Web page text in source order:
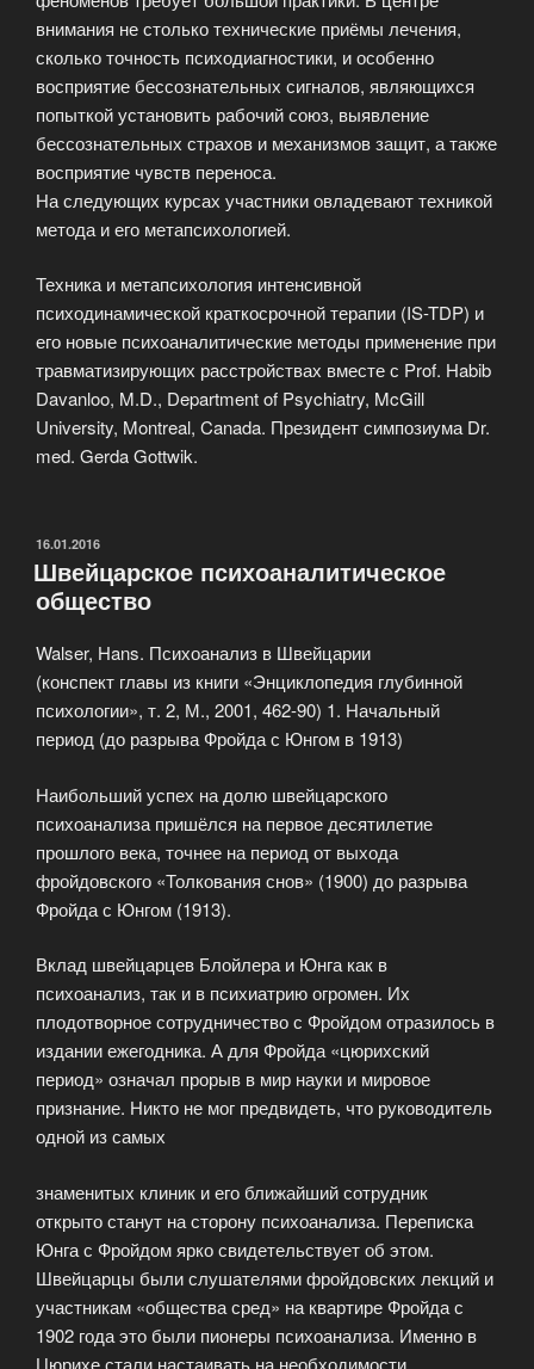
внимания не столько технические приёмы лечения,
сколько точность психодиагностики, и особенно
восприятие бессознательных сигналов, являющихся
попыткой установить рабочий союз, выявление
бессознательных страхов и механизмов защит, а также
восприятие чувств переноса.
На следующих курсах участники овладевают техникой
метода и его метапсихологией.
Техника и метапсихология интенсивной
психодинамической краткосрочной терапии (IS-TDP) и
его новые психоаналитические методы применение при
травматизирующих расстройствах вместе с Prof. Habib
Davanloo, M.D., Department of Psychiatry, McGill
University, Montreal, Canada. Президент симпозиума Dr.
med. Gerda Gottwik.
ОПУБЛИКОВАНО
16.01.2016
Швейцарское психоаналитическое
общество
Walser, Hans. Психоанализ в Швейцарии
(конспект главы из книги «Энциклопедия глубинной
психологии», т. 2, М., 2001, 462-90) 1. Начальный
период (до разрыва Фройда с Юнгом в 1913)
Наибольший успех на долю швейцарского
психоанализа пришёлся на первое десятилетие
прошлого века, точнее на период от выхода
фройдовского «Толкования снов» (1900) до разрыва
Фройда с Юнгом (1913).
Вклад швейцарцев Блойлера и Юнга как в
психоанализ, так и в психиатрию огромен. Их
плодотворное сотрудничество с Фройдом отразилось в
издании ежегодника. А для Фройда «цюрихский
период» означал прорыв в мир науки и мировое
признание. Никто не мог предвидеть, что руководитель
одной из самых
знаменитых клиник и его ближайший сотрудник
открыто станут на сторону психоанализа. Переписка
Юнга с Фройдом ярко свидетельствует об этом.
Швейцарцы были слушателями фройдовских лекций и
участникам «общества сред» на квартире Фройда с
1902 года это были пионеры психоанализа. Именно в
Цюрихе стали настаивать на необходимости